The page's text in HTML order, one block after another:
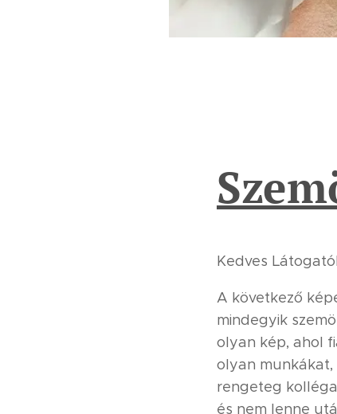
Kedves
A következő
mindegyik
olyan kép, ahol
olyan
rengeteg
és nem lenne